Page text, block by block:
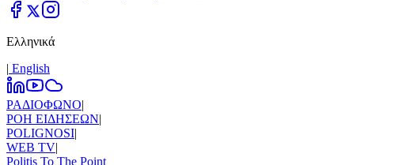
Ελληνικά
| Εnglish
ΡΑΔΙΟΦΩΝΟ|
ΡΟΗ ΕΙΔΗΣΕΩΝ|
POLIGNOSI|
WEB TV|
Politis To The Point